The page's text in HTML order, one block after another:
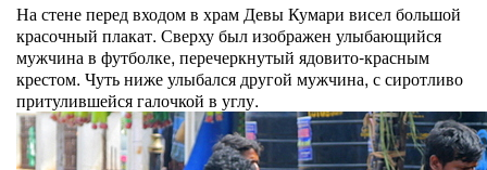
На стене перед входом в храм Девы Кумари висел большой
красочный плакат. Сверху был изображен улыбающийся
мужчина в футболке, перечеркнутый ядовито-красным
крестом. Чуть ниже улыбался другой мужчина, с сиротливо
притулившейся галочкой в углу.